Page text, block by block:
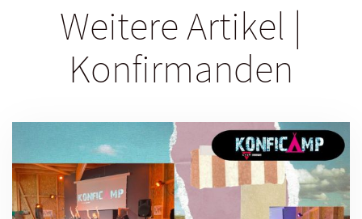
Weitere Artikel |
Konfirmanden